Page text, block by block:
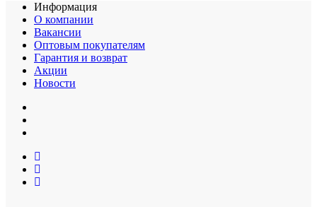
Информация
О компании
Вакансии
Оптовым покупателям
Гарантия и возврат
Акции
Новости